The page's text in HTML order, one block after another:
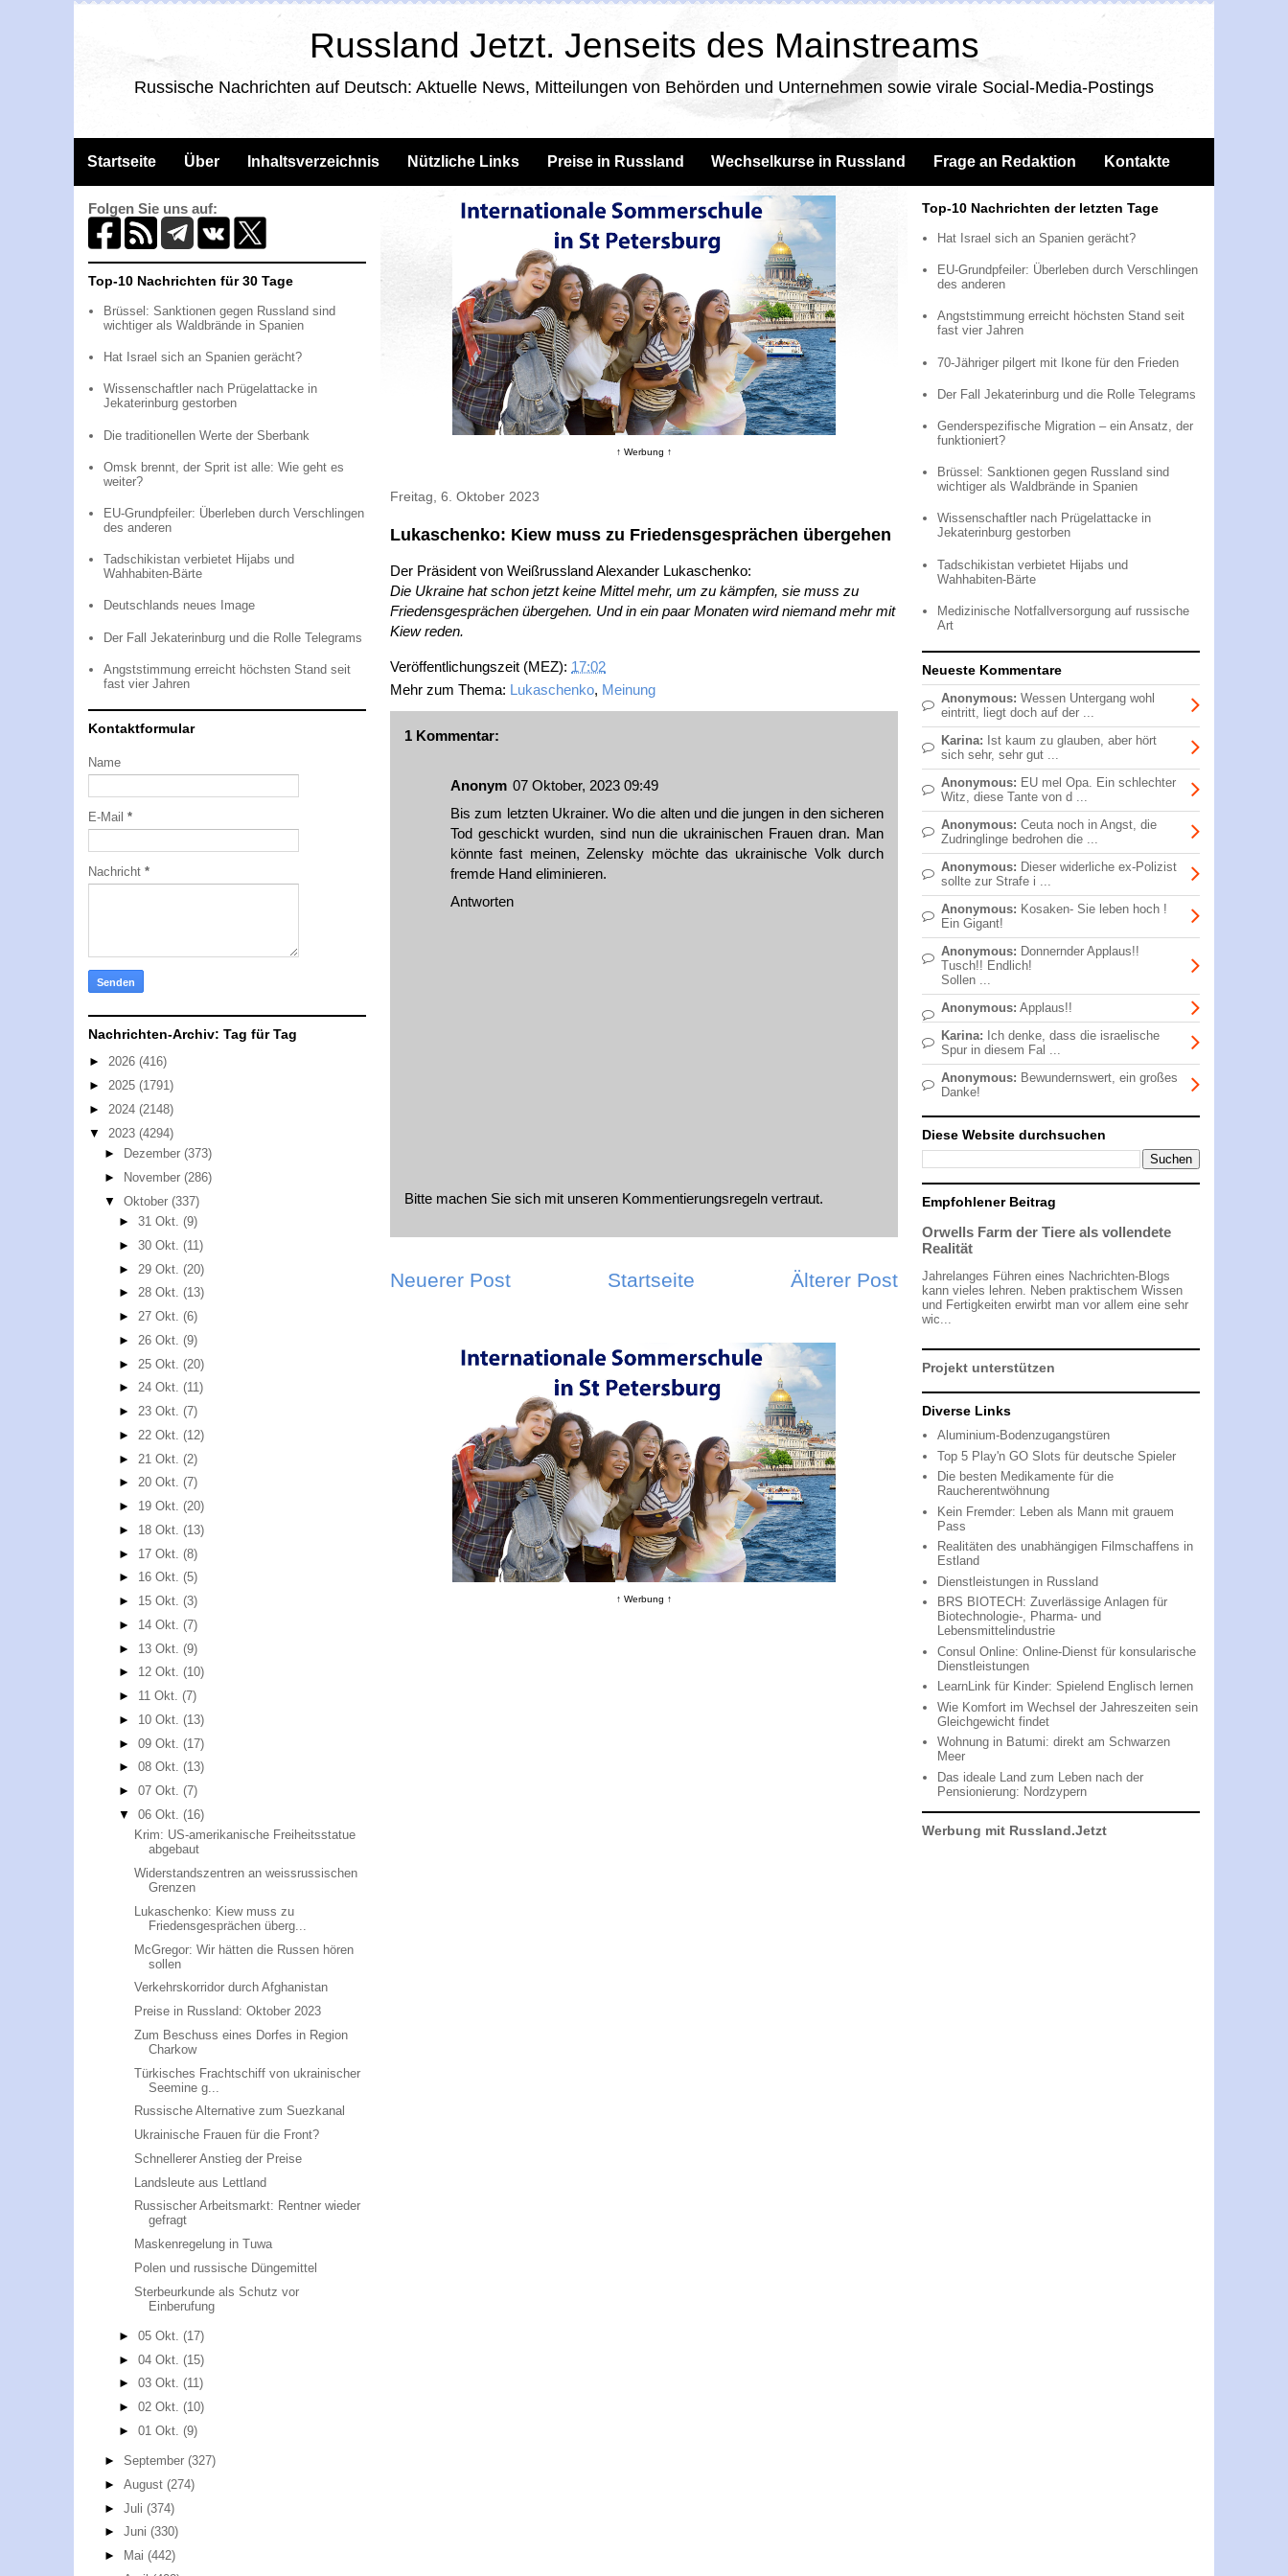
Russland Jetzt. Jenseits des Mainstreams
Russische Nachrichten auf Deutsch: Aktuelle News, Mitteilungen von Behörden und Unternehmen sowie virale Social-Media-Postings
Startseite Über Inhaltsverzeichnis Nützliche Links Preise in Russland Wechselkurse in Russland Frage an Redaktion Kontakte
↑ Werbung ↑
Freitag, 6. Oktober 2023
Lukaschenko: Kiew muss zu Friedensgesprächen übergehen
Der Präsident von Weißrussland Alexander Lukaschenko:
Die Ukraine hat schon jetzt keine Mittel mehr, um zu kämpfen, sie muss zu
Friedensgesprächen übergehen. Und in ein paar Monaten wird niemand mehr mit
Kiew reden.
Veröffentlichungszeit (MEZ): 17:02
Mehr zum Thema: Lukaschenko, Meinung
1 Kommentar:
Anonym 07 Oktober, 2023 09:49
Bis zum letzten Ukrainer. Wo die alten und die jungen in den sicheren
Tod geschickt wurden, sind nun die ukrainischen Frauen dran. Man
könnte fast meinen, Zelensky möchte das ukrainische Volk durch
fremde Hand eliminieren.
Antworten
Bitte machen Sie sich mit unseren Kommentierungsregeln vertraut.
Neuerer Post Älterer Post
Startseite
↑ Werbung ↑
Folgen Sie uns auf:
Top-10 Nachrichten für 30 Tage
Brüssel: Sanktionen gegen Russland sind
wichtiger als Waldbrände in Spanien
Hat Israel sich an Spanien gerächt?
Wissenschaftler nach Prügelattacke in
Jekaterinburg gestorben
Die traditionellen Werte der Sberbank
Omsk brennt, der Sprit ist alle: Wie geht es
weiter?
EU-Grundpfeiler: Überleben durch Verschlingen
des anderen
Tadschikistan verbietet Hijabs und
Wahhabiten-Bärte
Deutschlands neues Image
Der Fall Jekaterinburg und die Rolle Telegrams
Angststimmung erreicht höchsten Stand seit
fast vier Jahren
Kontaktformular
Name
E-Mail *
Nachricht *
Nachrichten-Archiv: Tag für Tag
► 2026 (416)
► 2025 (1791)
► 2024 (2148)
▼ 2023 (4294)
►
Dezember (373)
►
November (286)
▼ Oktober (337)
►31 Okt.(9)
►30 Okt.(11)
► 29 Okt.(20)
►28 Okt.(13)
►27 Okt.(6)
► 26 Okt.(9)
► 25 Okt.(20)
►24 Okt.(11)
►23 Okt.(7)
► 22 Okt.(12)
► 21 Okt.(2)
►20 Okt.(7)
► 19 Okt.(20)
► 18 Okt.(13)
► 17 Okt.(8)
► 16 Okt.(5)
► 15 Okt.(3)
► 14 Okt.(7)
► 13 Okt.(9)
► 12 Okt.(10)
► 11 Okt.(7)
► 10 Okt.(13)
►09 Okt.(17)
►08 Okt.(13)
►07 Okt.(7)
▼06 Okt.(16)
Krim: US-amerikanische Freiheitsstatue
abgebaut
Widerstandszentren an weissrussischen
Grenzen
Lukaschenko: Kiew muss zu
Friedensgesprächen überg...
McGregor: Wir hätten die Russen hören
sollen
Verkehrskorridor durch Afghanistan
Preise in Russland: Oktober 2023
Zum Beschuss eines Dorfes in Region
Charkow
Türkisches Frachtschiff von ukrainischer
Seemine g...
Russische Alternative zum Suezkanal
Ukrainische Frauen für die Front?
Schnellerer Anstieg der Preise
Landsleute aus Lettland
Russischer Arbeitsmarkt: Rentner wieder
gefragt
Maskenregelung in Tuwa
Polen und russische Düngemittel
Sterbeurkunde als Schutz vor
Einberufung
►05 Okt.(17)
►04 Okt.(15)
►03 Okt.(11)
►02 Okt.(10)
►01 Okt.(9)
► September (327)
► August (274)
► Juli (374)
► Juni (330)
►
Mai (442)
Top-10 Nachrichten der letzten Tage
Hat Israel sich an Spanien gerächt?
EU-Grundpfeiler: Überleben durch Verschlingen
des anderen
Angststimmung erreicht höchsten Stand seit
fast vier Jahren
70-Jähriger pilgert mit Ikone für den Frieden
Der Fall Jekaterinburg und die Rolle Telegrams
Genderspezifische Migration – ein Ansatz, der
funktioniert?
Brüssel: Sanktionen gegen Russland sind
wichtiger als Waldbrände in Spanien
Wissenschaftler nach Prügelattacke in
Jekaterinburg gestorben
Tadschikistan verbietet Hijabs und
Wahhabiten-Bärte
Medizinische Notfallversorgung auf russische
Art
Neueste Kommentare
Anonymous: Wessen Untergang wohl
eintritt, liegt doch auf der ...
Karina: Ist kaum zu glauben, aber hört
sich sehr, sehr gut ...
Anonymous: EU mel Opa. Ein schlechter
Witz, diese Tante von d ...
Anonymous: Ceuta noch in Angst, die
Zudringlinge bedrohen die ...
Anonymous: Dieser widerliche ex-Polizist
sollte zur Strafe i ...
Anonymous: Kosaken- Sie leben hoch !
Ein Gigant!
Anonymous: Donnernder Applaus!!
Tusch!! Endlich!
Sollen ...
Anonymous: Applaus!!
Karina: Ich denke, dass die israelische
Spur in diesem Fal ...
Anonymous: Bewundernswert, ein großes
Danke!
Diese Website durchsuchen
Empfohlener Beitrag
Orwells Farm der Tiere als vollendete
Realität
Jahrelanges Führen eines Nachrichten-Blogs
kann vieles lehren. Neben praktischem Wissen
und Fertigkeiten erwirbt man vor allem eine sehr
wic...
Projekt unterstützen
Diverse Links
Aluminium-Bodenzugangstüren
Top 5 Play'n GO Slots für deutsche Spieler
Die besten Medikamente für die
Raucherentwöhnung
Kein Fremder: Leben als Mann mit grauem
Pass
Realitäten des unabhängigen Filmschaffens in
Estland
Dienstleistungen in Russland
BRS BIOTECH: Zuverlässige Anlagen für
Biotechnologie-, Pharma- und
Lebensmittelindustrie
Consul Online: Online-Dienst für konsularische
Dienstleistungen
LearnLink für Kinder: Spielend Englisch lernen
Wie Komfort im Wechsel der Jahreszeiten sein
Gleichgewicht findet
Wohnung in Batumi: direkt am Schwarzen
Meer
Das ideale Land zum Leben nach der
Pensionierung: Nordzypern
Werbung mit Russland.Jetzt